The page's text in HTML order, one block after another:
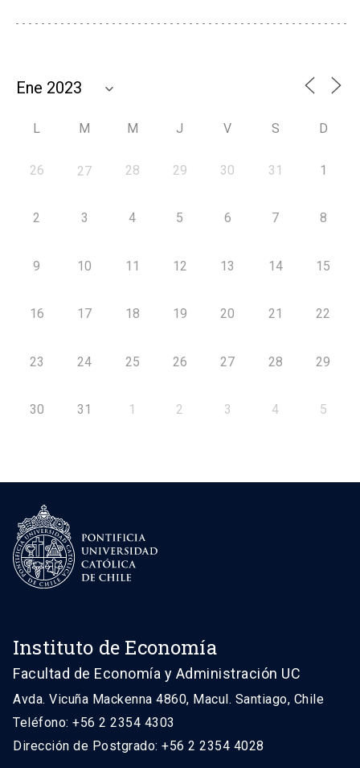
L M M J V S D
26 27 28 29 30 31 1
2 3 4 5 6 7 8
9 10 11 12 13 14 15
16 17 18 19 20 21 22
23 24 25 26 27 28 29
30 31 1 2 3 4 5
Instituto de Economía
Facultad de Economía y Administración UC
Avda. Vicuña Mackenna 4860, Macul. Santiago, Chile
Teléfono: +56 2 2354 4303
Dirección de Postgrado: +56 2 2354 4028